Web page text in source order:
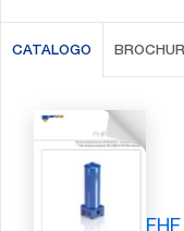
CATALOGO